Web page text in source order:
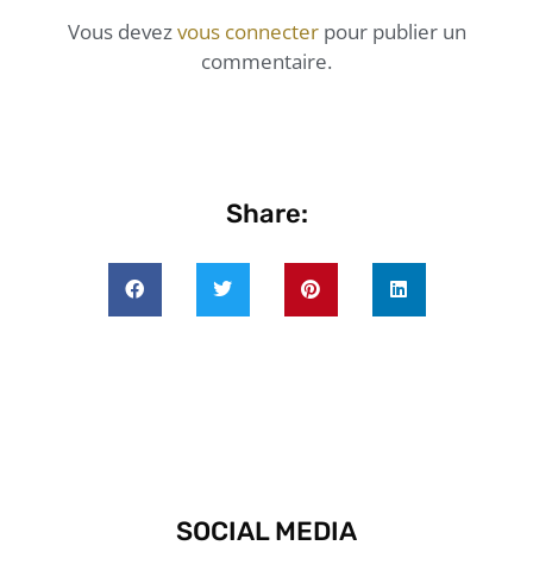
Vous devezvous connecterpour publier un
commentaire.
Share:
SOCIAL MEDIA